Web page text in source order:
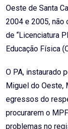
Oeste de Santa
2004 e 2005,
de “Licenciatura
Educação Física
O PA, instaurado
Miguel do Oeste,
egressos do
procurarem o
problemas no